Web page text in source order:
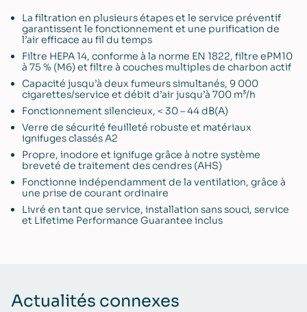
La filtration en plusieurs étapes et le service préventif
garantissent le fonctionnement et une purification de
l’air efficace au fil du temps
Filtre HEPA 14, conforme à la norme EN 1822, filtre ePM10
à 75 % (M6) et filtre à couches multiples de charbon actif
Capacité jusqu’à deux fumeurs simultanés, 9 000
cigarettes/service et débit d’air jusqu’à 700 m³/h
Fonctionnement silencieux, < 30 – 44 dB(A)
Verre de sécurité feuilleté robuste et matériaux
ignifuges classés A2
Propre, inodore et ignifuge grâce à notre système
breveté de traitement des cendres (AHS)
Fonctionne indépendamment de la ventilation, grâce à
une prise de courant ordinaire
Livré en tant que service, installation sans souci, service
et Lifetime Performance Guarantee inclus
Actualités connexes